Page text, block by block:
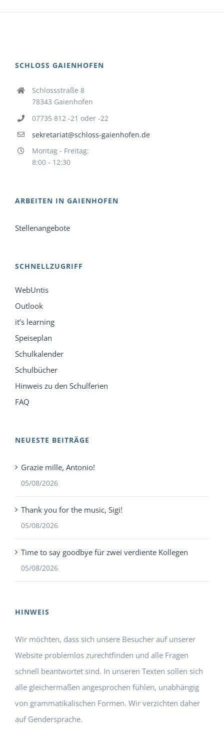
SCHLOSS GAIENHOFEN
Schlossstraße 8
78343 Gaienhofen
07735 812 -21 oder -22
sekretariat@schloss-gaienhofen.de
Montag - Freitag:
8:00 - 12:30
ARBEITEN IN GAIENHOFEN
Stellenangebote
SCHNELLZUGRIFF
WebUntis
Outlook
it’s learning
Speiseplan
Schulkalender
Schulbücher
Hinweis zu den Schulferien
FAQ
NEUESTE BEITRÄGE
Grazie mille, Antonio!
05/08/2026
Thank you for the music, Sigi!
05/08/2026
Time to say goodbye für zwei verdiente Kollegen
05/08/2026
HINWEIS
Wir möchten, dass sich unsere Besucher auf unserer
Website problemlos zurechtfinden und alle Fragen
schnell beantwortet sind. In unseren Texten sollen sich
alle gleichermaßen angesprochen fühlen, unabhängig
von grammatikalischen Formen. Wir verzichten daher
auf Gendersprache.